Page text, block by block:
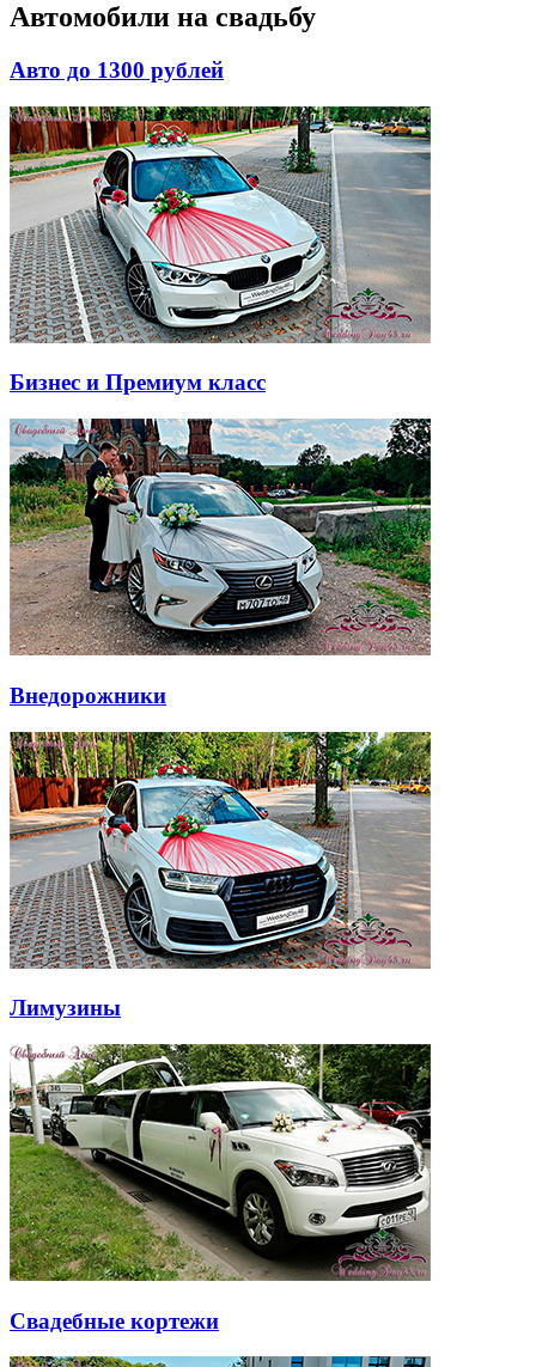
Автомобили на свадьбу
Авто до 1300 рублей
Бизнес и Премиум класс
Внедорожники
Лимузины
Свадебные кортежи